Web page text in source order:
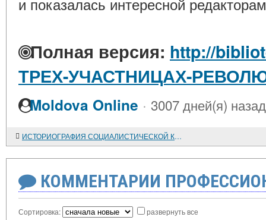
и показалась интересной
Полная версия: http://
ТРЕХ-УЧАСТНИЦАХ-
Moldova Online · 3007 дней(я) назад
ИСТОРИОГРАФИЯ СОЦИАЛИСТИЧЕСКОЙ КУЛЬТУРЫ
КОММЕНТАРИИ
Сортировка: развернуть все